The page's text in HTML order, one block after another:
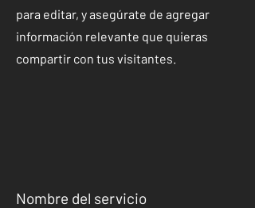
para editar, y asegúrate de agregar
información relevante que quieras
compartir con tus visitantes.
Nombre del servicio